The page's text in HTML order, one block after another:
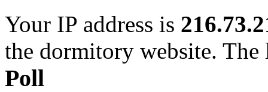
Your IP address is
the dormitory website. The
Poll